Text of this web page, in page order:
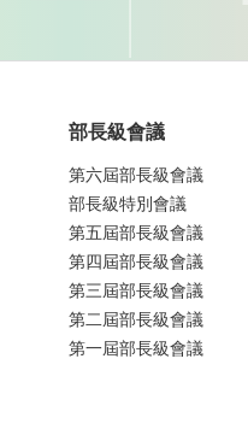
部長級會議
第六屆部長級會議
部長級特別會議
第五屆部長級會議
第四屆部長級會議
第三屆部長級會議
第二屆部長級會議
第一屆部長級會議